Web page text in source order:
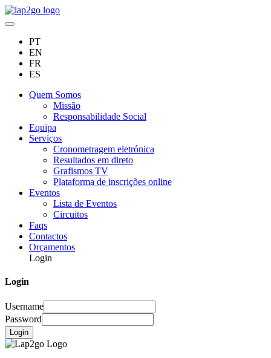
PT
EN
FR
ES
Quem Somos
Missão
Responsabilidade Social
Equipa
Serviços
Cronometragem eletrónica
Resultados em direto
Grafismos TV
Plataforma de inscrições online
Eventos
Lista de Eventos
Circuitos
Faqs
Contactos
Orçamentos
Login
Login
Username
Password
Login